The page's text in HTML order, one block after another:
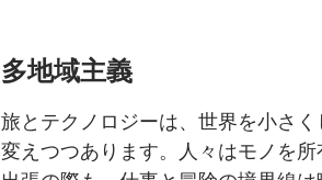
多地域主義
旅とテクノロジーは、 世界を小さく
変えつつあります。
人々はモノを所